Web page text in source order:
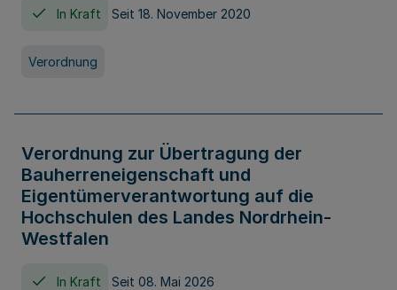
In Kraft Seit 18. November 2020
Verordnung
Verordnung zur Übertragung der
Bauherreneigenschaft und
Eigentümerverantwortung auf die
Hochschulen des Landes Nordrhein-
Westfalen
In Kraft Seit 08. Mai 2026